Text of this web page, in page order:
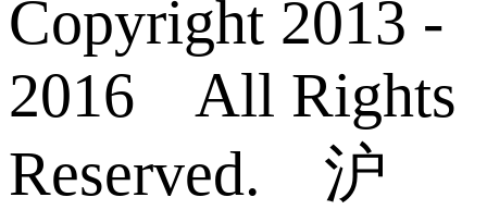
Copyright 2013 -
2016 All Rights
Reserved. 沪